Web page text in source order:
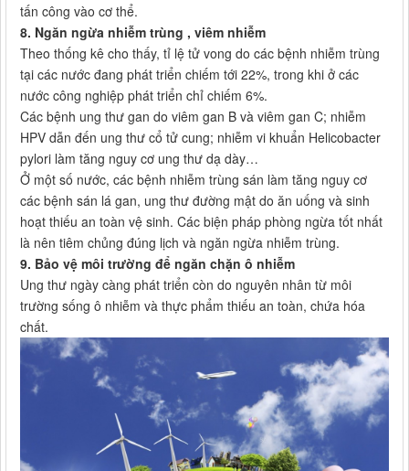
tấn công vào cơ thể.
8. Ngăn ngừa nhiễm trùng , viêm nhiễm
Theo thống kê cho thấy, tỉ lệ tử vong do các bệnh nhiễm trùng
tại các nước đang phát triển chiếm tới 22%, trong khi ở các
nước công nghiệp phát triển chỉ chiếm 6%.
Các bệnh ung thư gan do viêm gan B và viêm gan C; nhiễm
HPV dẫn đến ung thư cổ tử cung; nhiễm vi khuẩn Helicobacter
pylori làm tăng nguy cơ ung thư dạ dày…
Ở một số nước, các bệnh nhiễm trùng sán làm tăng nguy cơ
các bệnh sán lá gan, ung thư đường mật do ăn uống và sinh
hoạt thiếu an toàn vệ sinh. Các biện pháp phòng ngừa tốt nhất
là nên tiêm chủng đúng lịch và ngăn ngừa nhiễm trùng.
9. Bảo vệ môi trường để ngăn chặn ô nhiễm
Ung thư ngày càng phát triển còn do nguyên nhân từ môi
trường sống ô nhiễm và thực phẩm thiếu an toàn, chứa hóa
chất.